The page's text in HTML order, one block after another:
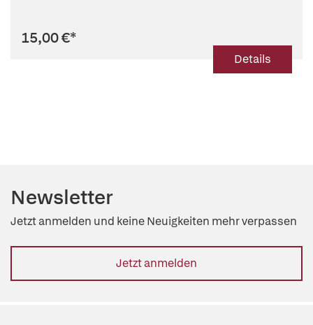
15,00 €*
Details
Newsletter
Jetzt anmelden und keine Neuigkeiten mehr verpassen
Jetzt anmelden